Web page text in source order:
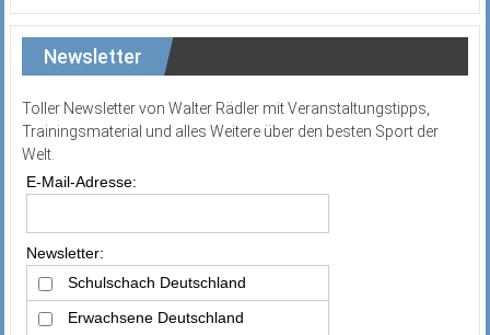
Newsletter
Toller Newsletter von Walter Rädler mit Veranstaltungstipps,
Trainingsmaterial und alles Weitere über den besten Sport der
Welt.
E-Mail-Adresse:
Newsletter:
Schulschach Deutschland
Erwachsene Deutschland